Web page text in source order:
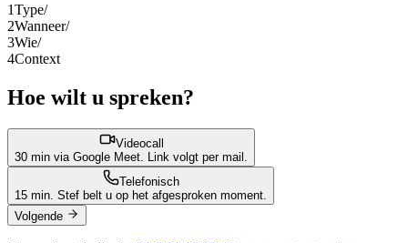
1Type/
2Wanneer/
3Wie/
4Context
Hoe wilt u spreken?
Videocall
30 min via Google Meet. Link volgt per mail.
Telefonisch
15 min. Stef belt u op het afgesproken moment.
Volgende